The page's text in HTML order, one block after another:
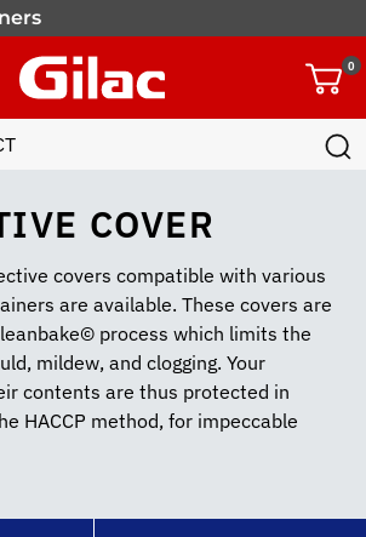
COVER
covers compatible with various
are available. These covers are
process which limits the
mildew, and clogging. Your
contents are thus protected in
HACCP method, for impeccable
0